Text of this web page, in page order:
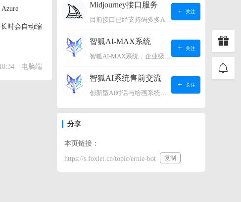
Midjourney接口服务
目前接口已经支持码多多AI系统、小狐狸AI系统，如需其它接口请联系微信客服：lonconst
关注
智狐AI-MAX系统
智狐AI-MAX系统，企业级AI知识库，可以进行AI对话、AI应用，拥有强大的第三方对接能力。适用企业智能客服、企业智能文档、专家顾问助理等多种企业级商业场景，具有较大的商业使用价值。 如需购买请联系客服微信：lonconst
关注
智狐AI系统售前交流
创新型AI对话与绘画系统（非官方） 如需购买请联系微信客服：lonconst
关注
分享
本页链接：
https://s.foxlet.cn/topic/ernie-bot 复制
时会自动缩
电脑端